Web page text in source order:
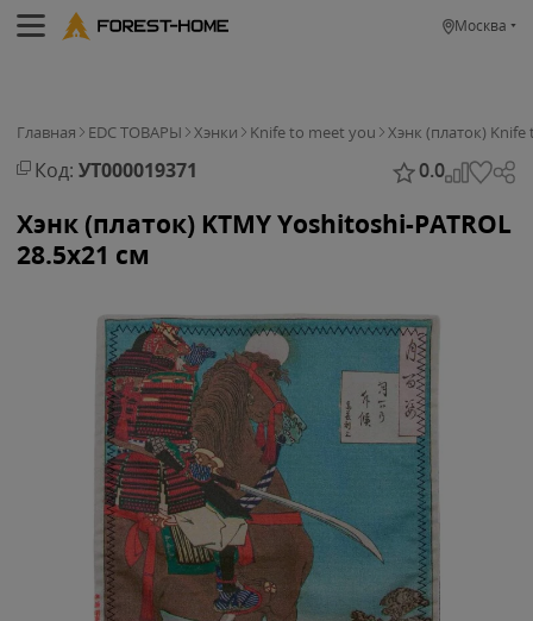
Москва
Главная EDC ТОВАРЫ Хэнки Knife to meet you Хэнк (платок)
Код: УТ000019371 0.0
Хэнк (платок) KTMY Yoshitoshi-PATROL
28.5x21 см